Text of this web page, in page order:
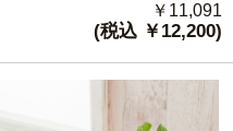
￥11,091
(税込 ￥12,200)